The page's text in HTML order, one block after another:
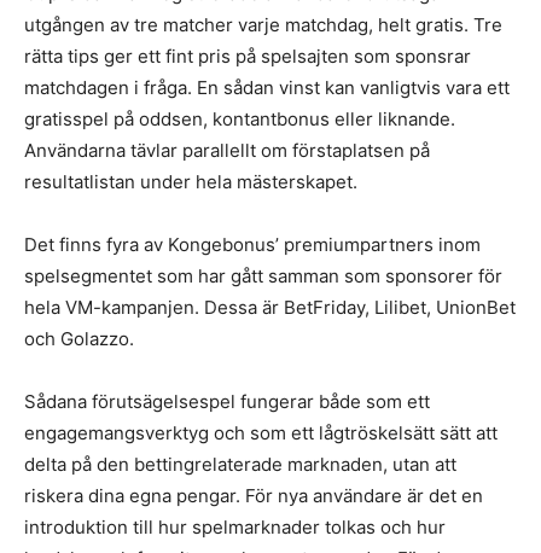
utgången av tre matcher varje matchdag, helt gratis. Tre
rätta tips ger ett fint pris på spelsajten som sponsrar
matchdagen i fråga. En sådan vinst kan vanligtvis vara ett
gratisspel på oddsen, kontantbonus eller liknande.
Användarna tävlar parallellt om förstaplatsen på
resultatlistan under hela mästerskapet.
Det finns fyra av Kongebonus’ premiumpartners inom
spelsegmentet som har gått samman som sponsorer för
hela VM-kampanjen. Dessa är BetFriday, Lilibet, UnionBet
och Golazzo.
Sådana förutsägelsespel fungerar både som ett
engagemangsverktyg och som ett lågtröskelsätt sätt att
delta på den bettingrelaterade marknaden, utan att
riskera dina egna pengar. För nya användare är det en
introduktion till hur spelmarknader tolkas och hur